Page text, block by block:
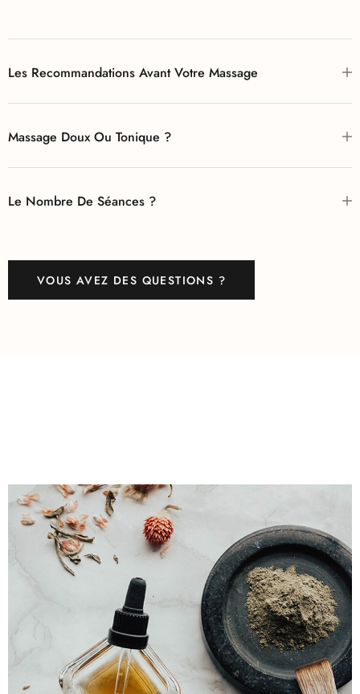
Les Recommandations Avant Votre Massage
Massage Doux Ou Tonique ?
Le Nombre De Séances ?
VOUS AVEZ DES QUESTIONS ?